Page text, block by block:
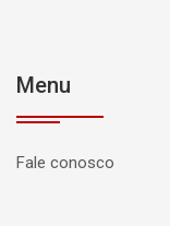
Menu
Fale conosco